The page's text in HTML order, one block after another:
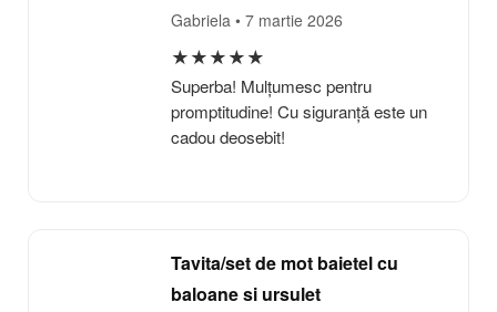
Gabriela • 7 martie 2026
★★★★★
Superba! Mulțumesc pentru
promptitudine! Cu siguranță este un
cadou deosebit!
Tavita/set de mot baietel cu
baloane si ursulet